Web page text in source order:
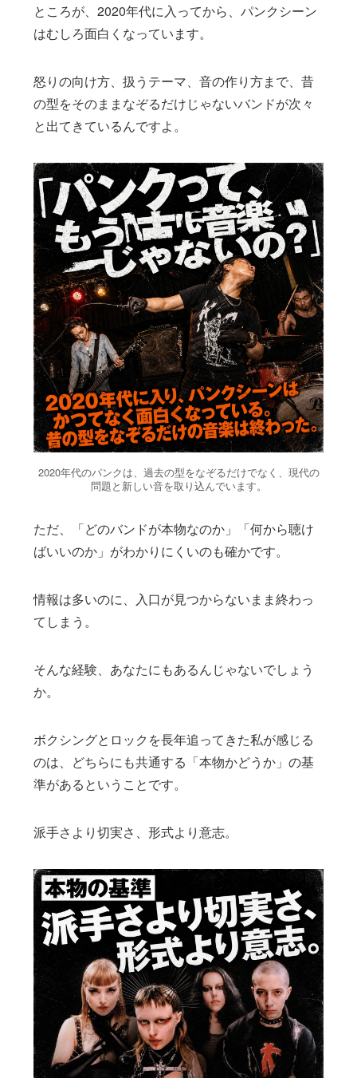
ところが、2020年代に入ってから、パンクシーン
はむしろ面白くなっています。
怒りの向け方、扱うテーマ、音の作り方まで、昔
の型をそのままなぞるだけじゃないバンドが次々
と出てきているんですよ。
2020年代のパンクは、過去の型をなぞるだけでなく、現代の
問題と新しい音を取り込んでいます。
ただ、「どのバンドが本物なのか」「何から聴け
ばいいのか」がわかりにくいのも確かです。
情報は多いのに、入口が見つからないまま終わっ
てしまう。
そんな経験、あなたにもあるんじゃないでしょう
か。
ボクシングとロックを長年追ってきた私が感じる
のは、どちらにも共通する「本物かどうか」の基
準があるということです。
派手さより切実さ、形式より意志。